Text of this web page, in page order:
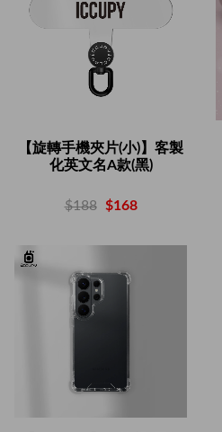
【旋轉手機夾片(小)】客製
化英文名A款(黑)
$188 $168